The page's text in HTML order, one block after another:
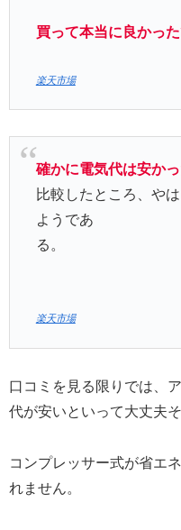
買って本当に良かっ
楽天市場
確かに電気代は安かっ
比較したところ、や
ようであ
楽天市場
口コミを見る限りでは、
代が安いといって大丈夫そ
コンプレッサー式が省エ
れません。